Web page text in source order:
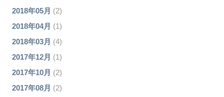
2018年05月 (2)
2018年04月 (1)
2018年03月 (4)
2017年12月 (1)
2017年10月 (2)
2017年08月 (2)